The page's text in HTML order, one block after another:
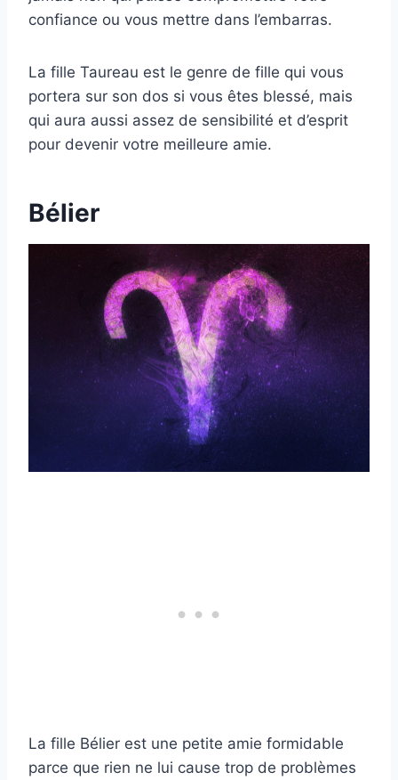
confiance ou vous mettre dans l’embarras.
La fille Taureau est le genre de fille qui vous
portera sur son dos si vous êtes blessé, mais
qui aura aussi assez de sensibilité et d’esprit
pour devenir votre meilleure amie.
Bélier
La fille Bélier est une petite amie formidable
parce que rien ne lui cause trop de problèmes